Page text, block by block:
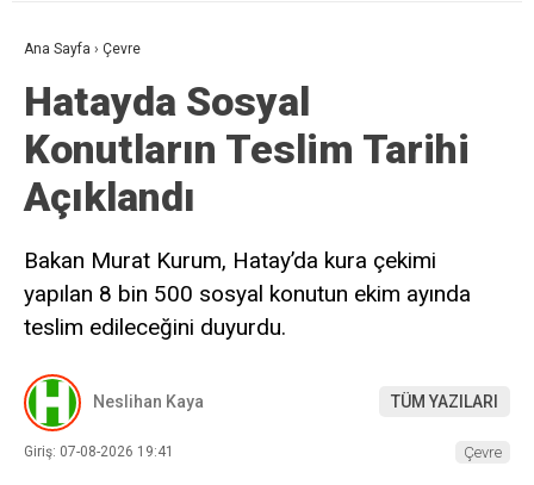
Ana Sayfa › Çevre
Hatayda Sosyal
Konutların Teslim Tarihi
Açıklandı
Bakan Murat Kurum, Hatay’da kura çekimi
yapılan 8 bin 500 sosyal konutun ekim ayında
teslim edileceğini duyurdu.
Neslihan Kaya TÜM YAZILARI
Giriş: 07-08-2026 19:41 Çevre